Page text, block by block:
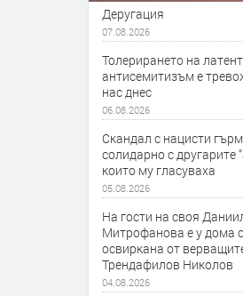
Деругация
07.08.2026
Толерирането на
антисемитизъм е
нас днес
06.08.2026
Скандал с нацисти
солидарно с другарите
които му гласуваха
05.08.2026
На гости на своя
Митрофанова е у дома
освиркана от
Трендафилов Николов
04.08.2026